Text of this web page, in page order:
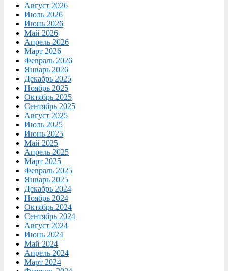
Август 2026
Июль 2026
Июнь 2026
Май 2026
Апрель 2026
Март 2026
Февраль 2026
Январь 2026
Декабрь 2025
Ноябрь 2025
Октябрь 2025
Сентябрь 2025
Август 2025
Июль 2025
Июнь 2025
Май 2025
Апрель 2025
Март 2025
Февраль 2025
Январь 2025
Декабрь 2024
Ноябрь 2024
Октябрь 2024
Сентябрь 2024
Август 2024
Июнь 2024
Май 2024
Апрель 2024
Март 2024